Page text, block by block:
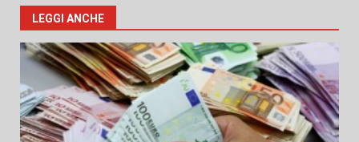
LEGGI ANCHE